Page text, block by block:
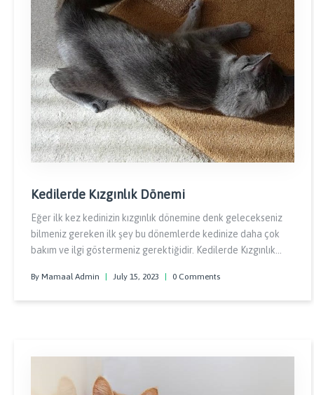
Kedilerde Kızgınlık Dönemi
Eğer ilk kez kedinizin kızgınlık dönemine denk gelecekseniz
bilmeniz gereken ilk şey bu dönemlerde kedinize daha çok
bakım ve ilgi göstermeniz gerektiğidir. Kedilerde Kızgınlık
sürekli ulumaya başlayan kediniz eğer çiftleşemezse daha
sinirli ve huysuz bir yapıya bürünebilir.
By Mamaal Admin July 15, 2023 0 Comments